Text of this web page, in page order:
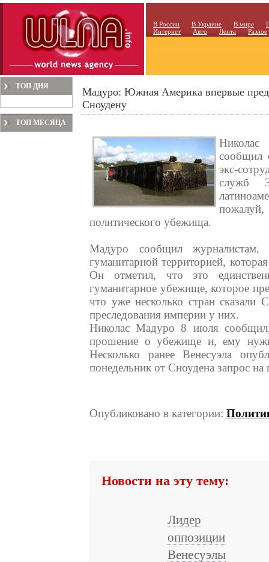
В России В Украине В мире
Интернет
Авто Лента Разное
ТОП ДНЯ
ТОП МЕСЯЦА
Мадуро: Южная Америка впервые
Сноудену
сообщил
экс-
служб
пожалуй,
политического убежища.
Мадуро сообщил журналистам,
гуманитарной территорией,
Он отметил, что это
гуманитарное убежище, которое
что уже несколько стран
преследования империи у них.
Николас Мадуро 8 июля
прошение о убежище и, ему
Несколько ранее Венесуэла
понедельник от Сноудена запрос
Опубликовано в категории:
Новости на эту тему:
Лидер
оппозиции
Венесуэлы